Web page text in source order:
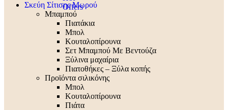
Σκεύη Σίτισης Μωρού
Μπαμπού
Πιατάκια
Μπολ
Κουταλοπίρουνα
Σετ Μπαμπού Με Βεντούζα
Ξύλινα μαχαίρια
Πιατοθήκες – Ξύλα κοπής
Προϊόντα σιλικόνης
Μπολ
Κουταλοπίρουνα
Πιάτα